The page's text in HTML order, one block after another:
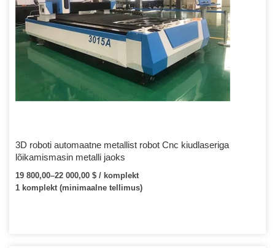
3D roboti automaatne metallist robot Cnc kiudlaseriga
lõikamismasin metalli jaoks
19 800,00–22 000,00 $ / komplekt
1 komplekt (minimaalne tellimus)